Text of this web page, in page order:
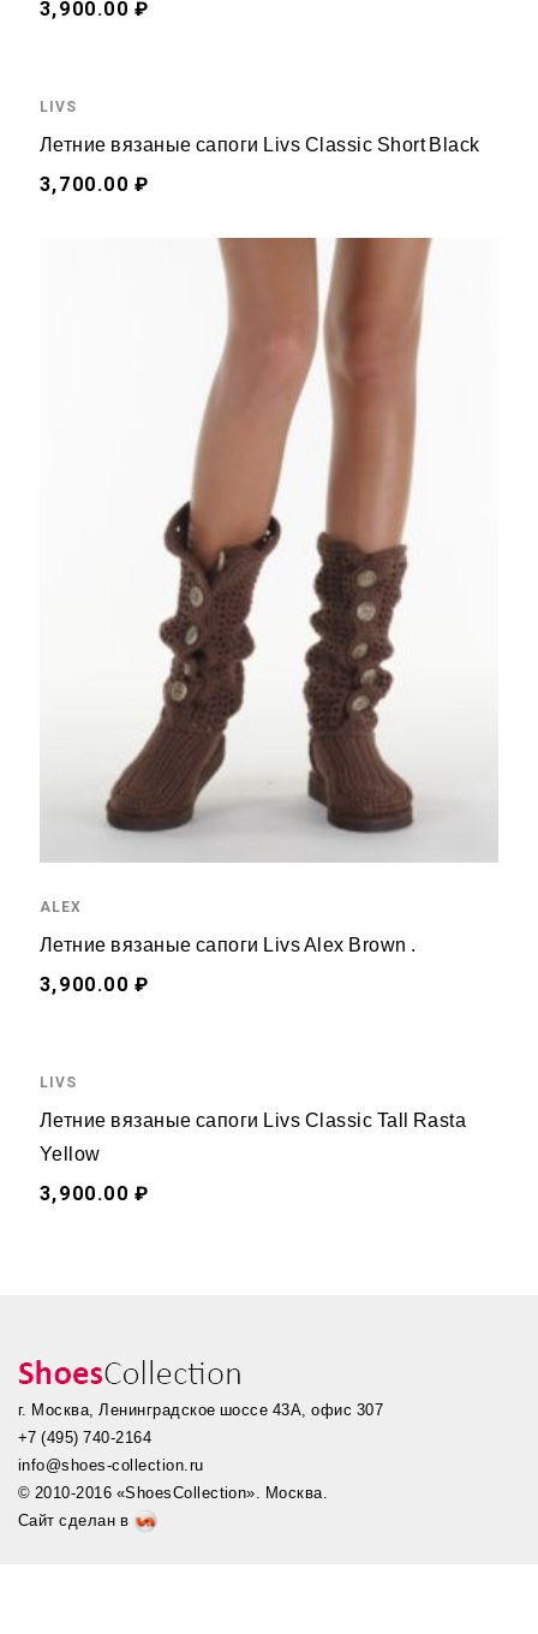
3,900.00 ₽
LIVS
Летние вязаные сапоги Livs Classic Short Black
3,700.00 ₽
ALEX
Летние вязаные сапоги Livs Alex Brown .
3,900.00 ₽
LIVS
Летние вязаные сапоги Livs Classic Tall Rasta
Yellow
3,900.00 ₽
г. Москва, Ленинградское шоссе 43А, офис 307
+7 (495) 740-2164
info@shoes-collection.ru
© 2010-2016 «ShoesCollection». Москва.
Сайт сделан в